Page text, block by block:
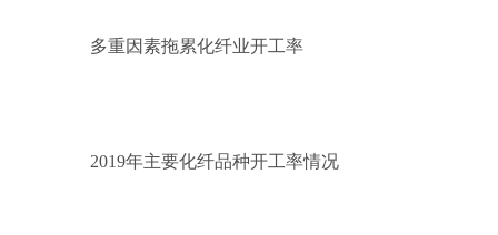
多重因素拖累化纤业开工率
2019年主要化纤品种开工率情况